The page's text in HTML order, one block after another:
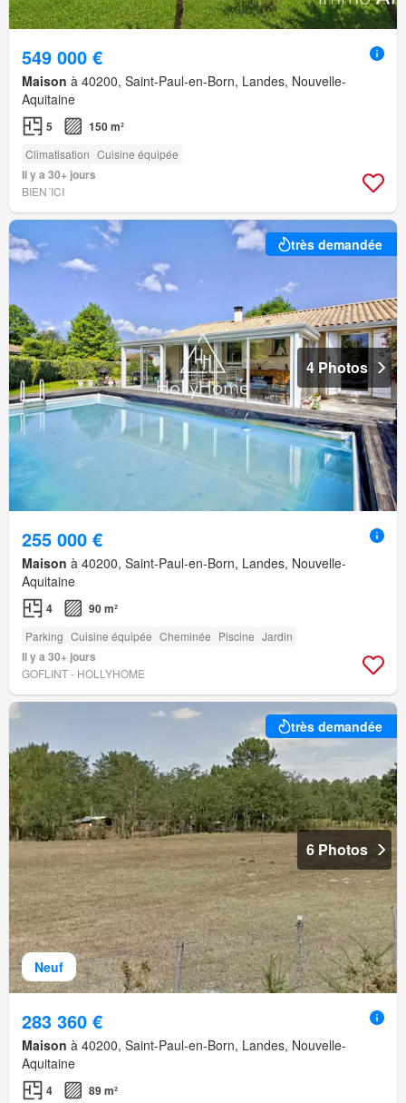
549 000 €
Maison à 40200, Saint-Paul-en-Born, Landes, Nouvelle-
Aquitaine
5 150 m²
Climatisation Cuisine équipée
Il y a 30+ jours
BIEN´ICI
très demandée
4 Photos
255 000 €
Maison à 40200, Saint-Paul-en-Born, Landes, Nouvelle-
Aquitaine
4 90 m²
Parking Cuisine équipée Cheminée Piscine Jardin
Il y a 30+ jours
GOFLINT - HOLLYHOME
Neuf
très demandée
6 Photos
283 360 €
Maison à 40200, Saint-Paul-en-Born, Landes, Nouvelle-
Aquitaine
4 89 m²